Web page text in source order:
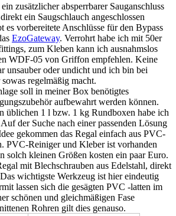
zusätzlicher absperrbarer Sauganschluss
ein Saugschlauch angeschlossen
es vorbereitete Anschlüsse für den Bypass
EzoGateway. Verrohrt habe ich mit 50er
zum Kleben kann ich ausnahmslos
WDF-05 von Griffon empfehlen. Keine
unsauber oder undicht und ich bin bei
regelmäßig macht.
soll in meiner Box benötigtes
aufbewahrt werden können.
üblichen 1 l bzw. 1 kg Rundboxen habe ich
der Suche nach einer passenden Lösung
gekommen das Regal einfach aus PVC-
PVC-Reiniger und Kleber ist vorhanden
solch kleinen Größen kosten ein paar Euro.
mit Blechschrauben aus Edelstahl, direkt
wichtigste Werkzeug ist hier eindeutig
lassen sich die gesägten PVC -latten im
schönen und gleichmäßigen Fase
Rohren gilt dies genauso.